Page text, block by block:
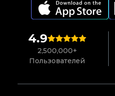
4.9
2,500,000+
Пользователей